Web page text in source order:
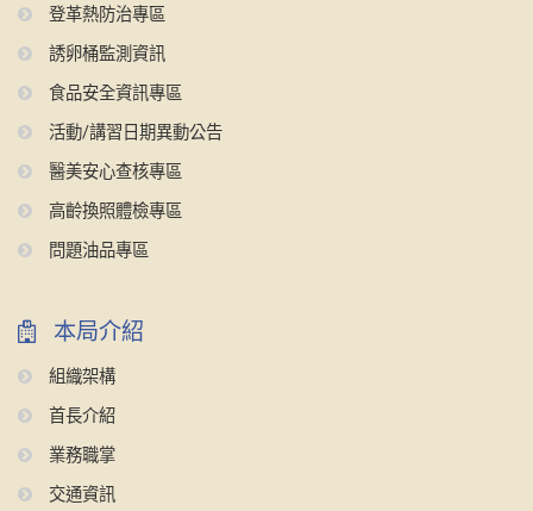
登革熱防治專區
誘卵桶監測資訊
食品安全資訊專區
活動/講習日期異動公告
醫美安心查核專區
高齡換照體檢專區
問題油品專區
本局介紹
組織架構
首長介紹
業務職掌
交通資訊